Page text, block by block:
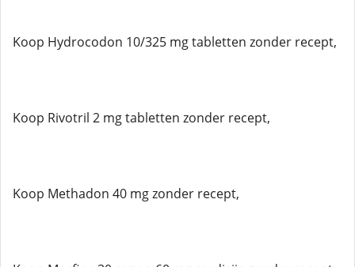
Koop Hydrocodon 10/325 mg tabletten zonder recept,
Koop Rivotril 2 mg tabletten zonder recept,
Koop Methadon 40 mg zonder recept,